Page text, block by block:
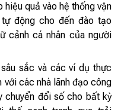
quả vào hệ thống vận
động cho đến đào tạo
cảnh cá nhân của người
sắc và các ví dụ thực
các nhà lãnh đạo công
chuyển đổi số cho bất kỳ